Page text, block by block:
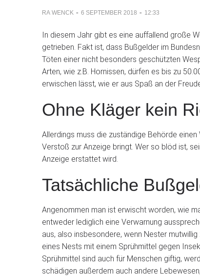
RA WENCK - 6 SEPTEMBER 2018 - 12:33
In diesem Jahr gibt es eine auffallend große
getrieben. Fakt ist, dass Bußgelder im
Töten einer nicht besonders geschützten
Arten, wie z.B. Hornissen, dürfen es bis zu
erwischen lässt, wie er aus Spaß an der
Ohne Kläger kein
Allerdings muss die zuständige Behörde
Verstoß zur Anzeige bringt. Wer so blöd ist,
Anzeige erstattet wird.
Tatsächliche
Angenommen man ist erwischt worden, wie
entweder lediglich eine Verwarnung
aus, also insbesondere, wenn Nester
eines Nests mit einem Sprühmittel gegen
Sprühmittel sind auch für Menschen giftig,
schädigen außerdem auch andere